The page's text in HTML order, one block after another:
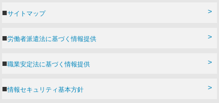
サイトマップ
労働者派遣法に基づく情報提供
職業安定法に基づく情報提供
情報セキュリティ基本方針